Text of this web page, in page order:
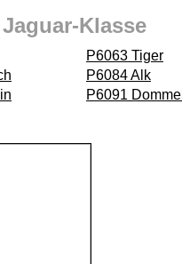
Klasse
P6063 Tiger
P6084 Alk
P6091 Dommel